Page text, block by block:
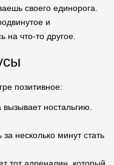
своего единорога.
и
что-то другое.
позитивное:
ностальгию.
несколько минут стать